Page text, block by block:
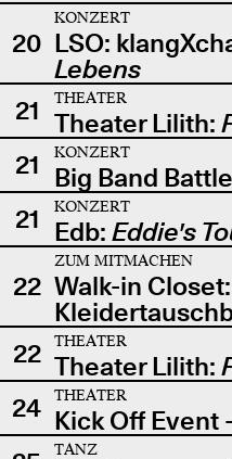
20
KONZERT
LSO:
Lebens
21
THEATER
Theater Lilith:
21
KONZERT
Big Band
21
KONZERT
Edb: Eddie's
22
ZUM MITMACHEN
Walk-in Closet:
22
THEATER
Theater Lilith:
24
THEATER
Kick Off Event
TANZ